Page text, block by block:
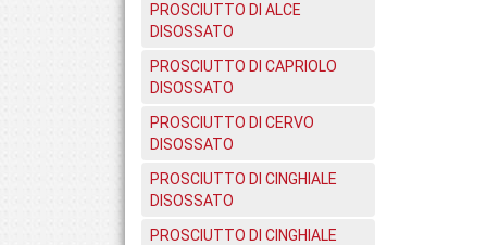
PROSCIUTTO DI ALCE
DISOSSATO
PROSCIUTTO DI CAPRIOLO
DISOSSATO
PROSCIUTTO DI CERVO
DISOSSATO
PROSCIUTTO DI CINGHIALE
DISOSSATO
PROSCIUTTO DI CINGHIALE